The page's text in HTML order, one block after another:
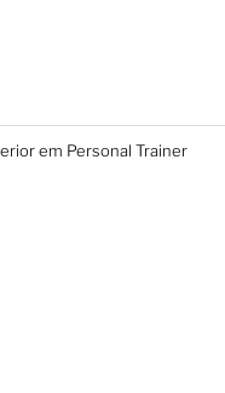
em Personal Trainer